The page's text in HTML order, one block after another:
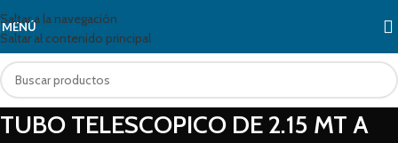
Saltar a la navegación
Saltar al contenido principal
MENÚ
TUBO TELESCOPICO DE 2.15 MT A